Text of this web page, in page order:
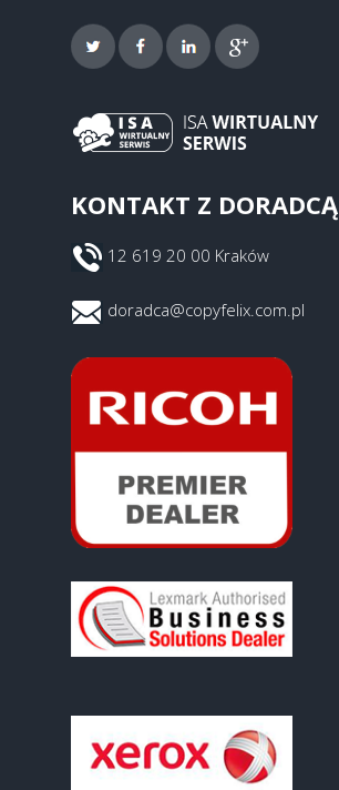
KONTAKT Z DORADCĄ
12 619 20 00 Kraków
doradca@copyfelix.com.pl